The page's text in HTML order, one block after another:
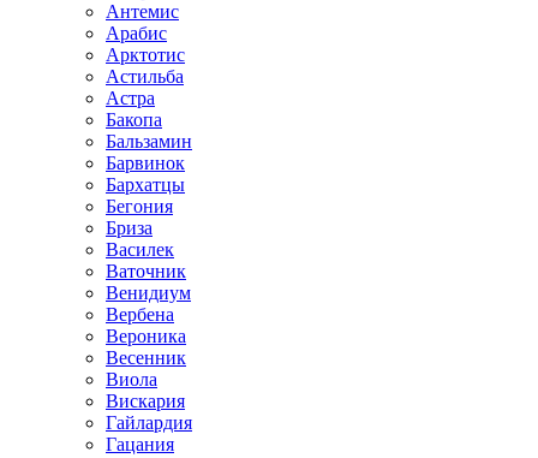
Антемис
Арабис
Арктотис
Астильба
Астра
Бакопа
Бальзамин
Барвинок
Бархатцы
Бегония
Бриза
Василек
Ваточник
Венидиум
Вербена
Вероника
Весенник
Виола
Вискария
Гайлардия
Гацания